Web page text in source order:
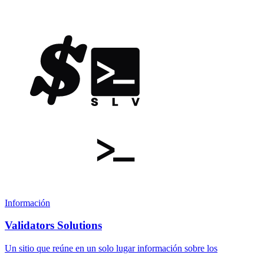
Información
Validators Solutions
Un sitio que reúne en un solo lugar información sobre los